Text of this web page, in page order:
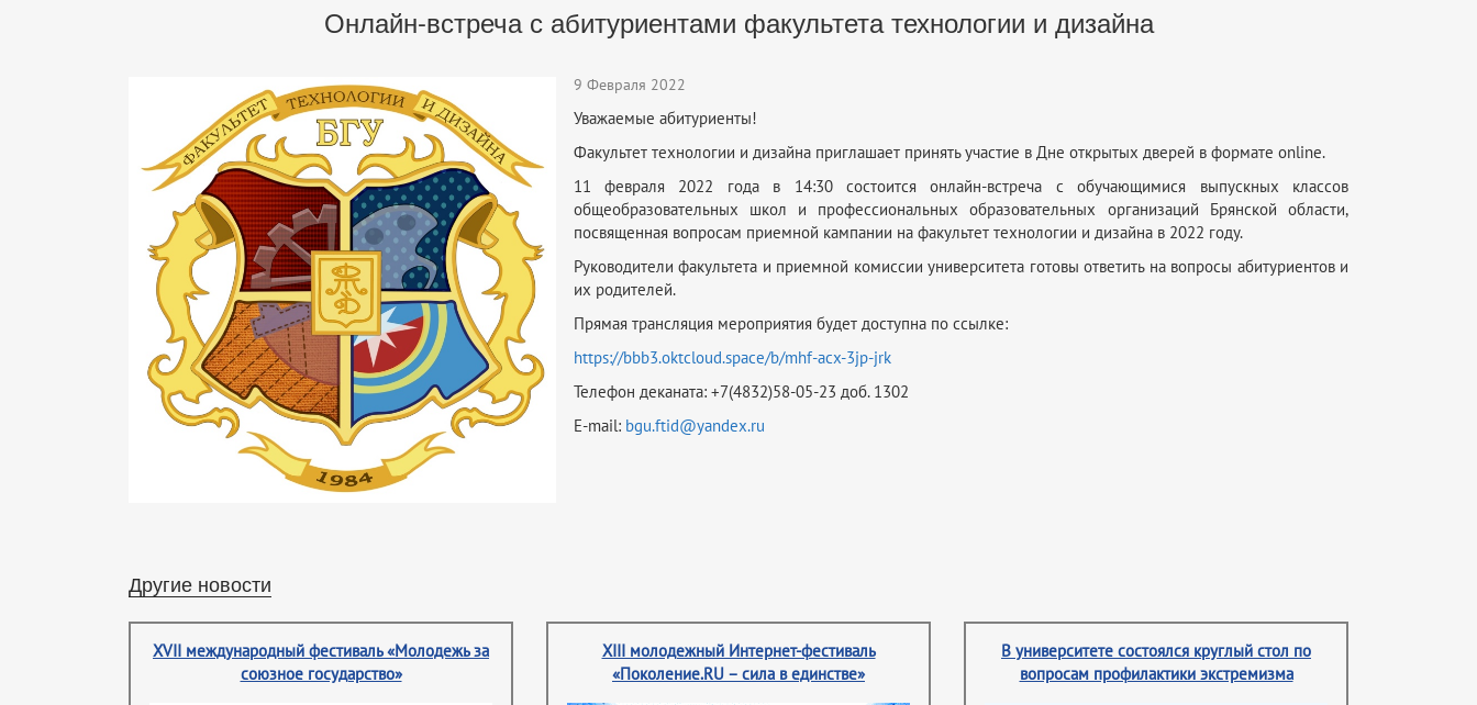
Онлайн-встреча с абитуриентами факультета технологии и дизайна
9 Февраля 2022
Уважаемые абитуриенты!
Факультет технологии и дизайна приглашает принять участие в Дне открытых дверей в формате online.
11 февраля 2022 года в 14:30 состоится онлайн-встреча с обучающимися выпускных классов
общеобразовательных школ и профессиональных образовательных организаций Брянской области,
посвященная вопросам приемной кампании на факультет технологии и дизайна в 2022 году.
Руководители факультета и приемной комиссии университета готовы ответить на вопросы абитуриентов и
их родителей.
Прямая трансляция мероприятия будет доступна по ссылке:
https://bbb3.oktcloud.space/b/mhf-acx-3jp-jrk
Телефон деканата: +7(4832)58-05-23 доб. 1302
E-mail: bgu.ftid@yandex.ru
Другие новости
XVII международный фестиваль «Молодежь за
союзное государство»
XIII молодежный Интернет-фестиваль
«Поколение.RU – сила в единстве»
В университете состоялся круглый стол по
вопросам профилактики экстремизма